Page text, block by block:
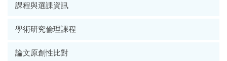
課程與選課資訊
學術研究倫理課程
論文原創性比對